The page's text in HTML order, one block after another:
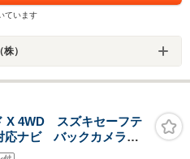
ています
）
X 4WD スズキセーフテ
応ナビ バックカメラ
ドア シートヒーター